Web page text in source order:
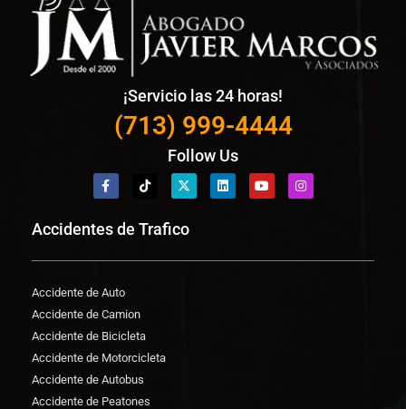
¡Servicio las 24 horas!
(713) 999-4444
Follow Us
Accidentes de Trafico
Accidente de Auto
Accidente de Camion
Accidente de Bicicleta
Accidente de Motorcicleta
Accidente de Autobus
Accidente de Peatones